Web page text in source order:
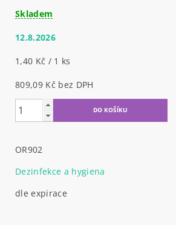
Skladem
12.8.2026
1,40 Kč / 1 ks
809,09 Kč bez DPH
OR902
Dezinfekce a hygiena
dle expirace